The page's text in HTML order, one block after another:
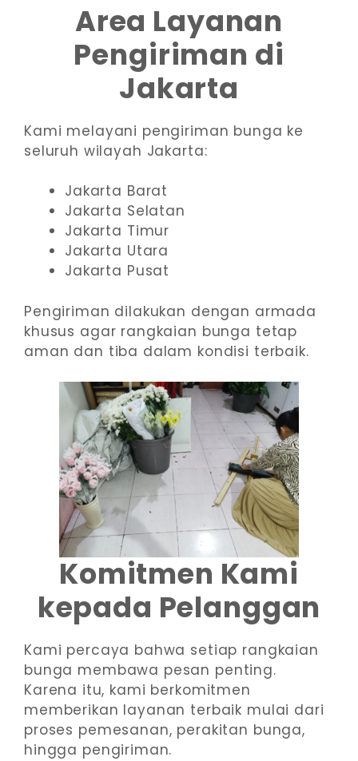
Area Layanan
Pengiriman di
Jakarta
Kami melayani pengiriman bunga ke
seluruh wilayah Jakarta:
Jakarta Barat
Jakarta Selatan
Jakarta Timur
Jakarta Utara
Jakarta Pusat
Pengiriman dilakukan dengan armada
khusus agar rangkaian bunga tetap
aman dan tiba dalam kondisi terbaik.
Komitmen Kami
kepada Pelanggan
Kami percaya bahwa setiap rangkaian
bunga membawa pesan penting.
Karena itu, kami berkomitmen
memberikan layanan terbaik mulai dari
proses pemesanan, perakitan bunga,
hingga pengiriman.